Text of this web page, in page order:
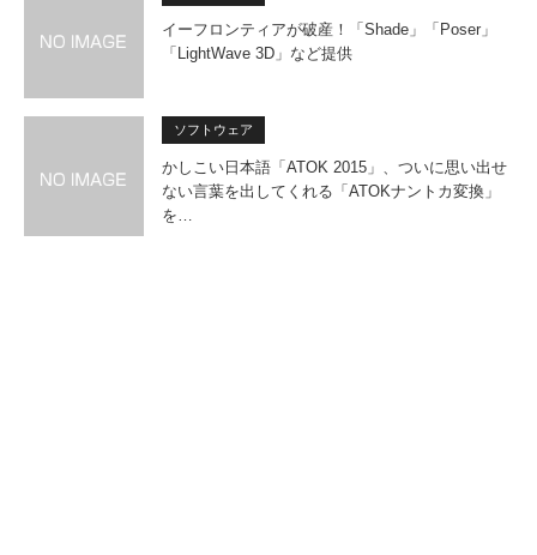
イーフロンティアが破産！「Shade」「Poser」
「LightWave 3D」など提供
ソフトウェア
かしこい日本語「ATOK 2015」、ついに思い出せ
ない言葉を出してくれる「ATOKナントカ変換」
を…